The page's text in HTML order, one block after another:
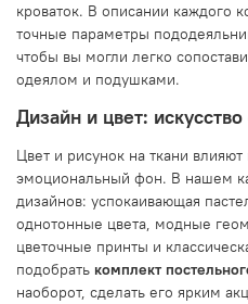
кроваток. В описании каждого
точные параметры
чтобы вы могли легко
одеялом и подушками.
Дизайн и цвет:
Цвет и рисунок на ткани
эмоциональный фон. В нашем
дизайнов: успокаивающая
однотонные цвета, модные
цветочные принты и
подобрать комплект
наоборот, сделать его ярким